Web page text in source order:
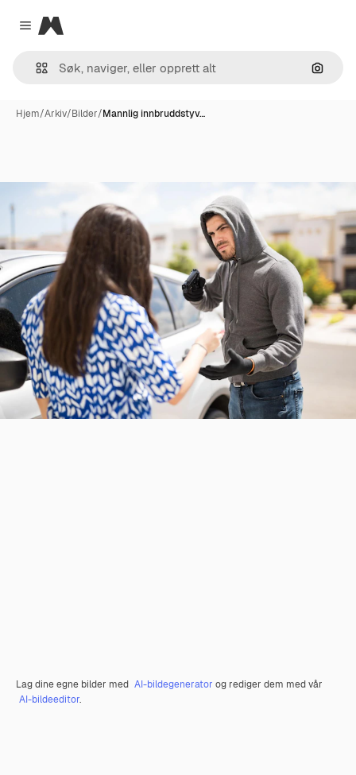
Close menu
Magnific
Søk
Hjem/Arkiv/Bilder/Mannlig innbruddstyv…
Lag dine egne bilder med AI-bildegenerator og rediger dem med vår
AI-bildeeditor.